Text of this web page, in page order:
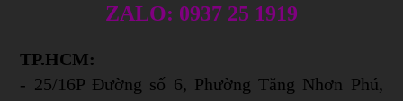
ZALO: 0937 25 1919
TP.HCM:
- 25/16P Đường số 6, Phường Tăng Nhơn Phú,